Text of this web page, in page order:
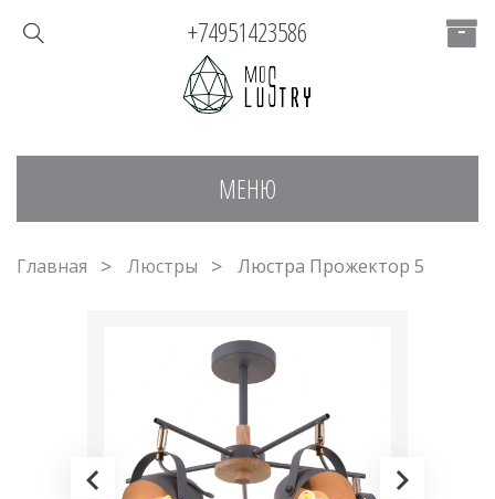
МЕНЮ
+74951423586
Главная Люстры Люстра Прожектор 5